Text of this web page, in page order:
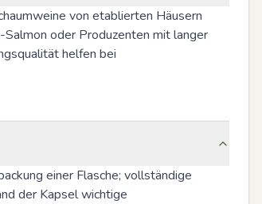
von etablierten Häusern
oder Produzenten mit langer
helfen bei
einer Flasche; vollständige
der Kapsel wichtige